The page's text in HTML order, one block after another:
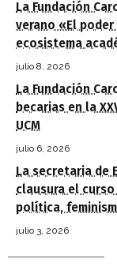
La Fundación
verano «El
ecosistema
julio 8, 2026
La Fundación
becarias en la
UCM
julio 6, 2026
La secretaria de
clausura el
política,
julio 3, 2026